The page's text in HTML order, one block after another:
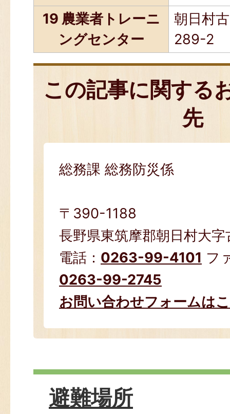
19 農業者トレーニ
ングセンター
朝日村
289-2
この記事に関する
先
総務課 総務防災係
〒390-1188
長野県東筑摩郡朝日村大
電話： 0263-99-4101 フ
0263-99-2745
お問い合わせフォームは
避難場所